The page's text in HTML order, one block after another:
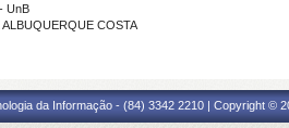
UnB
COSTA
da Informação - (84) 3342 2210 | Copyright ©